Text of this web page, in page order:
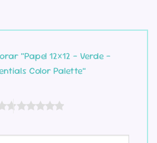
“Papel 12×12 – Verde –
Color Palette”